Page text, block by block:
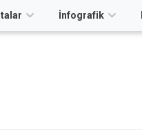
İnfografik